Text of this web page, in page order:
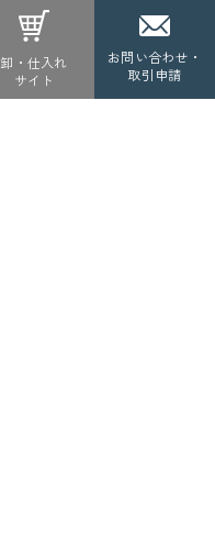
卸・仕入れ
サイト
お問い合わせ・
取引申請